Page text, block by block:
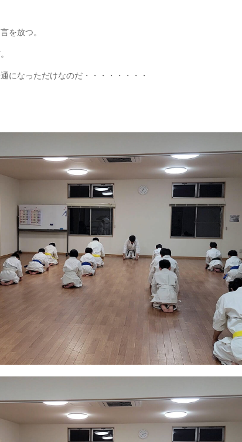
を放つ。
になっただけなのだ・・・・・・・・